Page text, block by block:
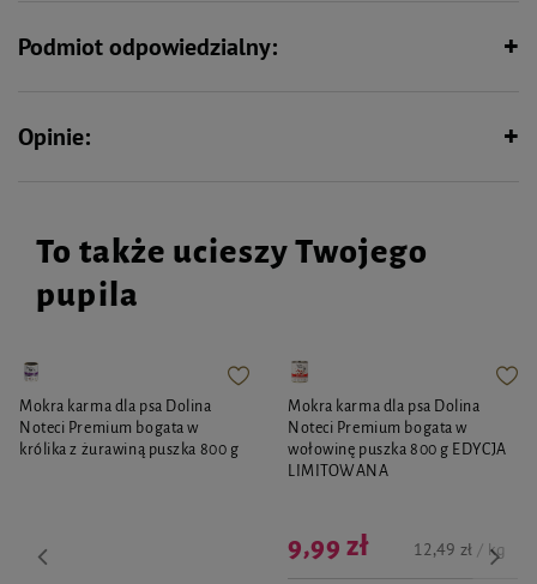
Podmiot odpowiedzialny:
Opinie:
To także ucieszy Twojego
pupila
Mokra karma dla psa Dolina
Noteci Premium bogata w
królika z żurawiną puszka 800 g
Mokra karma dla psa Dolina
Noteci Premium bogata w
wołowinę puszka 800 g EDYCJA
LIMITOWANA
9,99 zł 12,49 zł / kg